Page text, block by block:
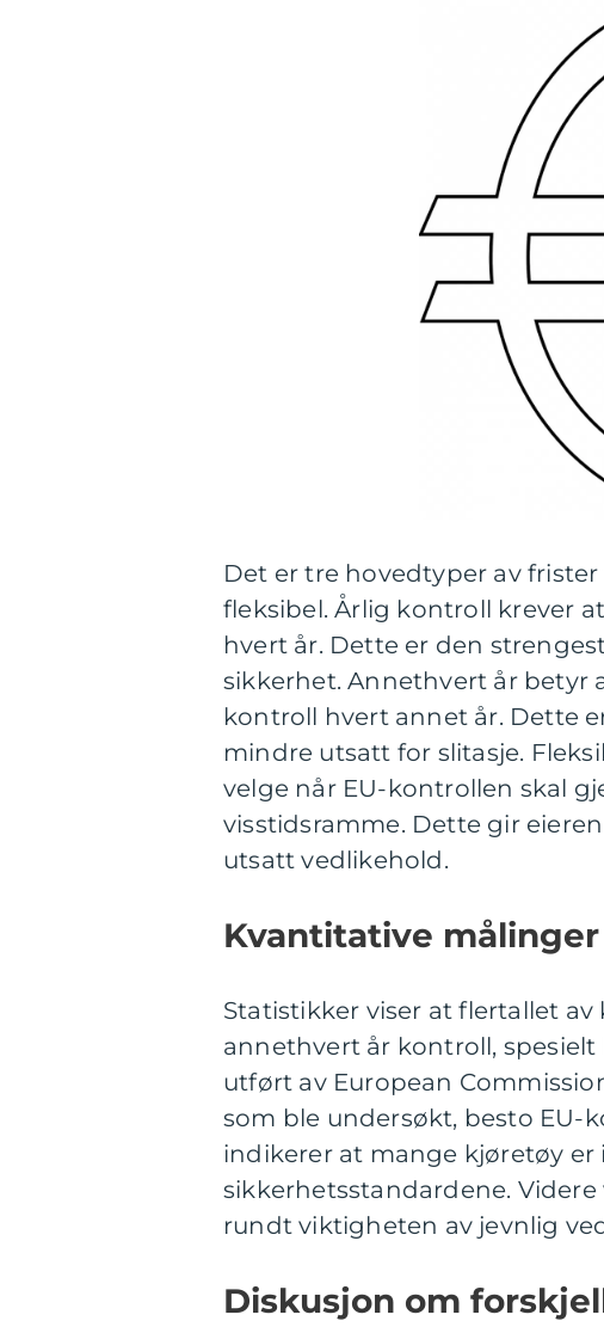
Det er tre hovedtyper av
fleksibel. Årlig kontroll krever
hvert år. Dette er den
sikkerhet. Annethvert år betyr
kontroll hvert annet år. Dette
mindre utsatt for slitasje.
velge når EU-kontrollen skal
visstidsramme. Dette gir
utsatt vedlikehold.
Kvantitative
Statistikker viser at flertallet
annethvert år kontroll,
utført av European
som ble undersøkt, besto EU-
indikerer at mange kjøretøy
sikkerhetsstandardene.
rundt viktigheten av jevnlig
Diskusjon om